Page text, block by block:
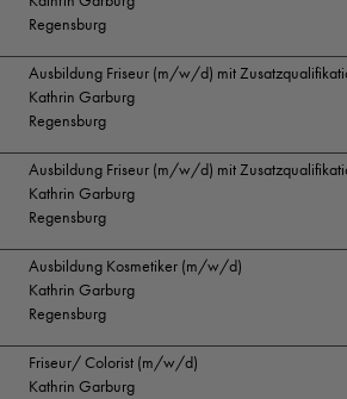
Regensburg
Ausbildung Friseur (m/w/d) mit
Kathrin Garburg
Regensburg
Ausbildung Friseur (m/w/d) mit
Kathrin Garburg
Regensburg
Ausbildung Kosmetiker (m/w/d)
Kathrin Garburg
Regensburg
Friseur/ Colorist (m/w/d)
Kathrin Garburg